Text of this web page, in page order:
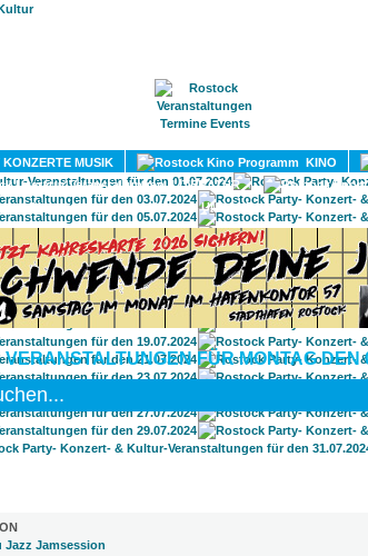
KONZERTE MUSIK KINO
LITERATUR
UMLAND
FÜR MONTAG DEN